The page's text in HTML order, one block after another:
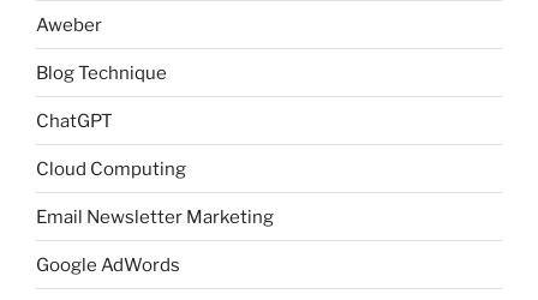
Aweber
Blog Technique
ChatGPT
Cloud Computing
Email Newsletter Marketing
Google AdWords